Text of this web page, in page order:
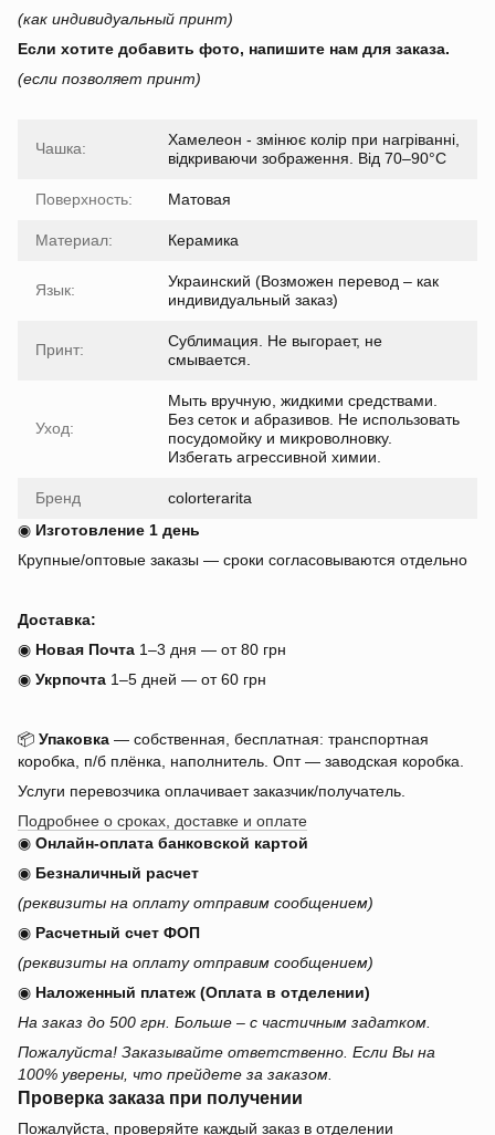
(как индивидуальный принт)
Если хотите добавить фото, напишите нам для заказа.
(если позволяет принт)
Чашка:
Хамелеон - змінює колір при нагріванні,
відкриваючи зображення. Від 70–90°C
Поверхность: Матовая
Материал: Керамика
Язык:
Украинский (Возможен перевод – как
индивидуальный заказ)
Принт:
Сублимация. Не выгорает, не
смывается.
Уход:
Мыть вручную, жидкими средствами.
Без сеток и абразивов. Не использовать
посудомойку и микроволновку.
Избегать агрессивной химии.
Бренд
colorterarita
◉ Изготовление 1 день
Крупные/оптовые заказы — сроки согласовываются отдельно
Доставка:
◉ Новая Почта 1–3 дня — от 80 грн
◉ Укрпочта 1–5 дней — от 60 грн
📦 Упаковка — собственная, бесплатная: транспортная
коробка, п/б плёнка, наполнитель. Опт — заводская коробка.
Услуги перевозчика оплачивает заказчик/получатель.
Подробнее о сроках, доставке и оплате
◉ Онлайн-оплата банковской картой
◉ Безналичный расчет
(реквизиты на оплату отправим сообщением)
◉ Расчетный счет ФОП
(реквизиты на оплату отправим сообщением)
◉ Наложенный платеж (Оплата в отделении)
На заказ до 500 грн. Больше – с частичным задатком.
Пожалуйста! Заказывайте ответственно. Если Вы на
100% уверены, что прейдете за заказом.
Проверка заказа при получении
Пожалуйста, проверяйте каждый заказ в отделении